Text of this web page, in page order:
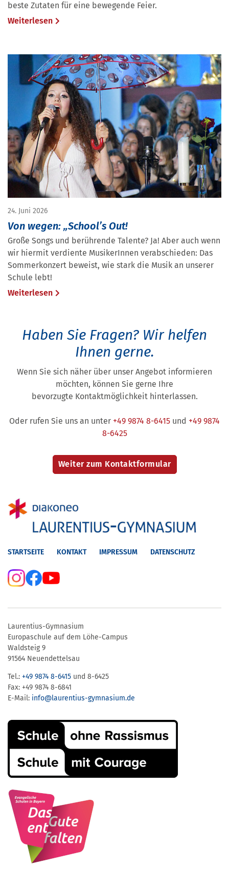
beste Zutaten für eine bewegende Feier.
Weiterlesen
24. Juni 2026
Von wegen: „School’s Out!
Große Songs und berührende Talente? Ja! Aber auch wenn
wir hiermit verdiente MusikerInnen verabschieden: Das
Sommerkonzert beweist, wie stark die Musik an unserer
Schule lebt!
Weiterlesen
Haben Sie Fragen? Wir helfen
Ihnen gerne.
Wenn Sie sich näher über unser Angebot informieren
möchten, können Sie gerne Ihre
bevorzugte Kontaktmöglichkeit hinterlassen.
Oder rufen Sie uns an unter +49 9874 8-6415 und +49 9874
8-6425
STARTSEITE KONTAKT IMPRESSUM DATENSCHUTZ
Laurentius-Gymnasium
Europaschule auf dem Löhe-Campus
Waldsteig 9
91564 Neuendettelsau
Tel.: +49 9874 8-6415 und 8-6425
Fax: +49 9874 8-6841
E-Mail: info@laurentius-gymnasium.de